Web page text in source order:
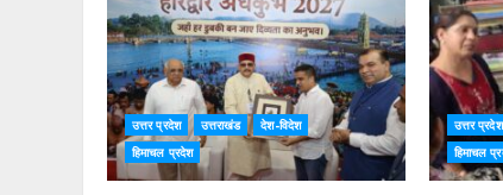
उत्तर प्रदेश उत्तराखंड
देश-विदेश
हिमाचल प्रदेश
उत्तर प्रदेश
हिमाचल